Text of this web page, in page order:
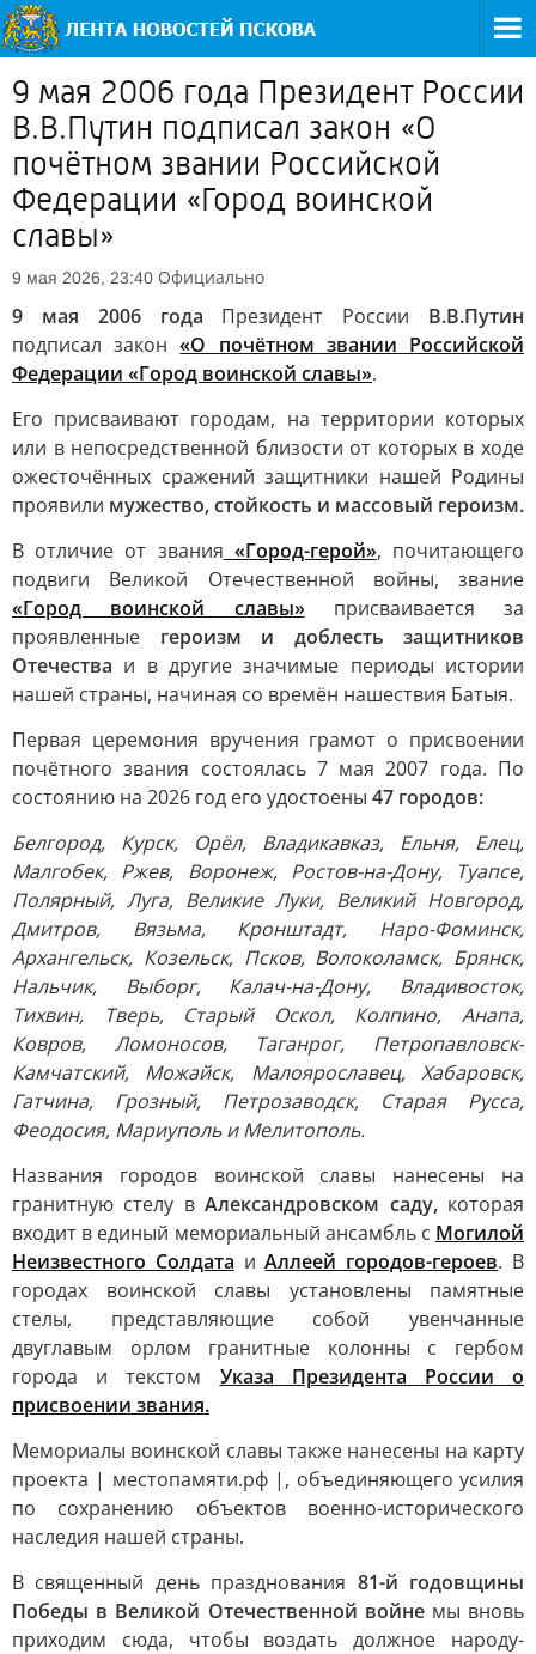
9 мая 2006 года Президент России
В.В.Путин подписал закон «О
почётном звании Российской
Федерации «Город воинской
славы»
9 мая 2026, 23:40 Официально
9 мая 2006 года Президент России В.В.Путин
подписал закон«О почётном звании Российской
Федерации «Город воинской славы».
Его присваивают городам, на территории которых
или в непосредственной близости от которых в ходе
ожесточённых сражений защитники нашей Родины
проявили мужество, стойкость и массовый героизм.
В отличие от звания «Город-герой», почитающего
подвиги Великой Отечественной войны, звание
«Город воинской славы»присваивается за
проявленные героизм и доблесть защитников
Отечества и в другие значимые периоды истории
нашей страны, начиная со времён нашествия Батыя.
Первая церемония вручения грамот о присвоении
почётного звания состоялась 7 мая 2007 года. По
состоянию на 2026 год его удостоены 47 городов:
Белгород, Курск, Орёл, Владикавказ, Ельня, Елец,
Малгобек, Ржев, Воронеж, Ростов-на-Дону, Туапсе,
Полярный, Луга, Великие Луки, Великий Новгород,
Дмитров, Вязьма, Кронштадт, Наро-Фоминск,
Архангельск, Козельск, Псков, Волоколамск, Брянск,
Нальчик, Выборг, Калач-на-Дону, Владивосток,
Тихвин, Тверь, Старый Оскол, Колпино, Анапа,
Ковров, Ломоносов, Таганрог, Петропавловск-
Камчатский, Можайск, Малоярославец, Хабаровск,
Гатчина, Грозный, Петрозаводск, Старая Русса,
Феодосия, Мариуполь и Мелитополь.
Названия городов воинской славы нанесены на
гранитную стелу вАлександровском саду, которая
входит в единый мемориальный ансамбль с Могилой
Неизвестного Солдата иАллеей городов-героев. В
городах воинской славы установлены памятные
стелы, представляющие собой увенчанные
двуглавым орлом гранитные колонны с гербом
города и текстом Указа Президента России о
присвоении звания.
Мемориалы воинской славы также нанесены на карту
проекта | местопамяти.рф |, объединяющего усилия
по сохранению объектов военно-исторического
наследия нашей страны.
В священный день празднования 81-й годовщины
Победы в Великой Отечественной войне мы вновь
приходим сюда, чтобы воздать должное народу-